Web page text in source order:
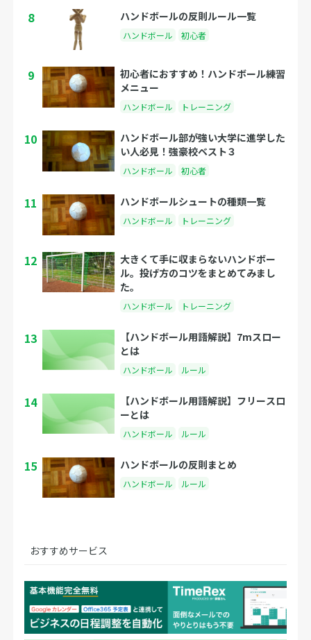
8 ハンドボールの反則ルール一覧
ハンドボール 初心者
9
初心者におすすめ！ハンドボール練習
メニュー
ハンドボール トレーニング
10
ハンドボール部が強い大学に進学した
い人必見！強豪校ベスト３
ハンドボール 初心者
11 ハンドボールシュートの種類一覧
ハンドボール トレーニング
12
大きくて手に収まらないハンドボー
ル。投げ方のコツをまとめてみまし
た。
ハンドボール トレーニング
13
【ハンドボール用語解説】7mスロー
とは
ハンドボール ルール
14
【ハンドボール用語解説】フリースロ
ーとは
ハンドボール ルール
15 ハンドボールの反則まとめ
ハンドボール ルール
おすすめサービス